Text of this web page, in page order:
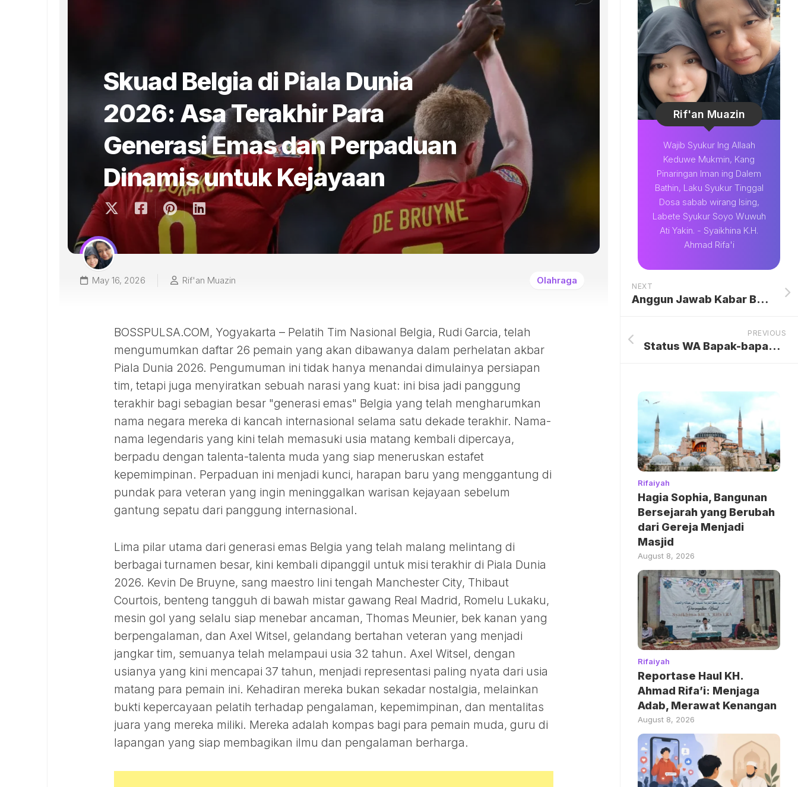
Skuad Belgia di Piala Dunia
2026: Asa Terakhir Para
Generasi Emas dan Perpaduan
Dinamis untuk Kejayaan
May 16, 2026 Rif'an Muazin Olahraga
BOSSPULSA.COM, Yogyakarta – Pelatih Tim Nasional Belgia, Rudi Garcia, telah
mengumumkan daftar 26 pemain yang akan dibawanya dalam perhelatan akbar
Piala Dunia 2026. Pengumuman ini tidak hanya menandai dimulainya persiapan
tim, tetapi juga menyiratkan sebuah narasi yang kuat: ini bisa jadi panggung
terakhir bagi sebagian besar "generasi emas" Belgia yang telah mengharumkan
nama negara mereka di kancah internasional selama satu dekade terakhir. Nama-
nama legendaris yang kini telah memasuki usia matang kembali dipercaya,
berpadu dengan talenta-talenta muda yang siap meneruskan estafet
kepemimpinan. Perpaduan ini menjadi kunci, harapan baru yang menggantung di
pundak para veteran yang ingin meninggalkan warisan kejayaan sebelum
gantung sepatu dari panggung internasional.
Lima pilar utama dari generasi emas Belgia yang telah malang melintang di
berbagai turnamen besar, kini kembali dipanggil untuk misi terakhir di Piala Dunia
2026. Kevin De Bruyne, sang maestro lini tengah Manchester City, Thibaut
Courtois, benteng tangguh di bawah mistar gawang Real Madrid, Romelu Lukaku,
mesin gol yang selalu siap menebar ancaman, Thomas Meunier, bek kanan yang
berpengalaman, dan Axel Witsel, gelandang bertahan veteran yang menjadi
jangkar tim, semuanya telah melampaui usia 32 tahun. Axel Witsel, dengan
usianya yang kini mencapai 37 tahun, menjadi representasi paling nyata dari usia
matang para pemain ini. Kehadiran mereka bukan sekadar nostalgia, melainkan
bukti kepercayaan pelatih terhadap pengalaman, kepemimpinan, dan mentalitas
juara yang mereka miliki. Mereka adalah kompas bagi para pemain muda, guru di
lapangan yang siap membagikan ilmu dan pengalaman berharga.
Rif'an Muazin
Wajib Syukur Ing Allaah
Keduwe Mukmin, Kang
Pinaringan Iman ing Dalem
Bathin, Laku Syukur Tinggal
Dosa sabab wirang Ising,
Labete Syukur Soyo Wuwuh
Ati Yakin. - Syaikhina K.H.
Ahmad Rifa'i
NEXT
Anggun Jawab Kabar Balik Menetap di Indonesia Lagi
PREVIOUS
Status WA Bapak-bapak Ini Absurdnya Kelewatan, Bikin Ngakak!
Rifaiyah
Hagia Sophia, Bangunan
Bersejarah yang Berubah
dari Gereja Menjadi
Masjid
August 8, 2026
Rifaiyah
Reportase Haul KH.
Ahmad Rifa’i: Menjaga
Adab, Merawat Kenangan
August 8, 2026